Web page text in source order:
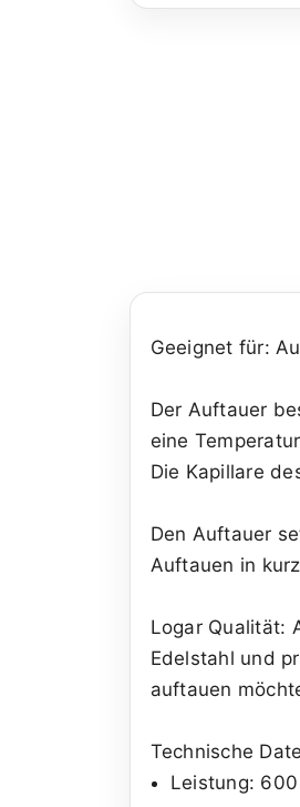
Geeignet für:
Der Auftauer
eine
Die Kapillare
Den Auftauer
Auftauen in
Logar Qualität:
Edelstahl und
auftauen
Technische
Leistung: 600